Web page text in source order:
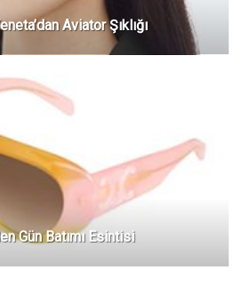
Aviator Şıklığı
Gün Batımı Esintisi